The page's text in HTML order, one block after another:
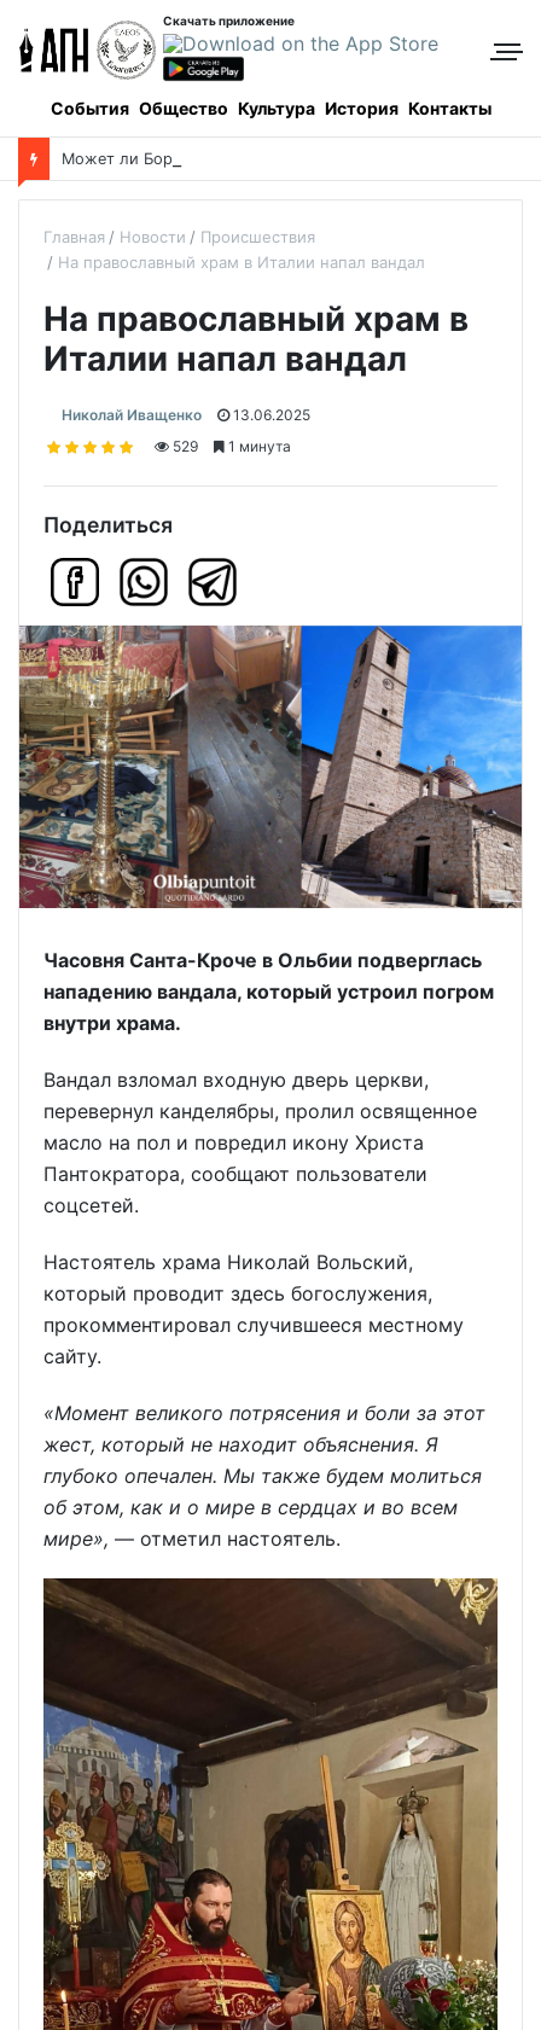
Скачать приложение
События Общество Культура История Контакты
Главная Новости
Происшествия
На православный храм в Италии напал вандал
На православный храм в
Италии напал вандал
Николай Иващенко
13.06.2025
529
1 минута
Поделиться
Часовня Санта-Кроче в Ольбии подверглась
нападению вандала, который устроил погром
внутри храма.
Вандал взломал входную дверь церкви,
перевернул канделябры, пролил освященное
масло на пол и повредил икону Христа
Пантократора, сообщают пользователи
соцсетей.
Настоятель храма Николай Вольский,
который проводит здесь богослужения,
прокомментировал случившееся местному
сайту.
«Момент великого потрясения и боли за этот
жест, который не находит объяснения. Я
глубоко опечален. Мы также будем молиться
об этом, как и о мире в сердцах и во всем
мире», — отметил настоятель.